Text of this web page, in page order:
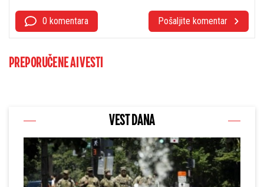
0 komentara Pošaljite komentar
PREPORUČENE AI VESTI
VEST DANA